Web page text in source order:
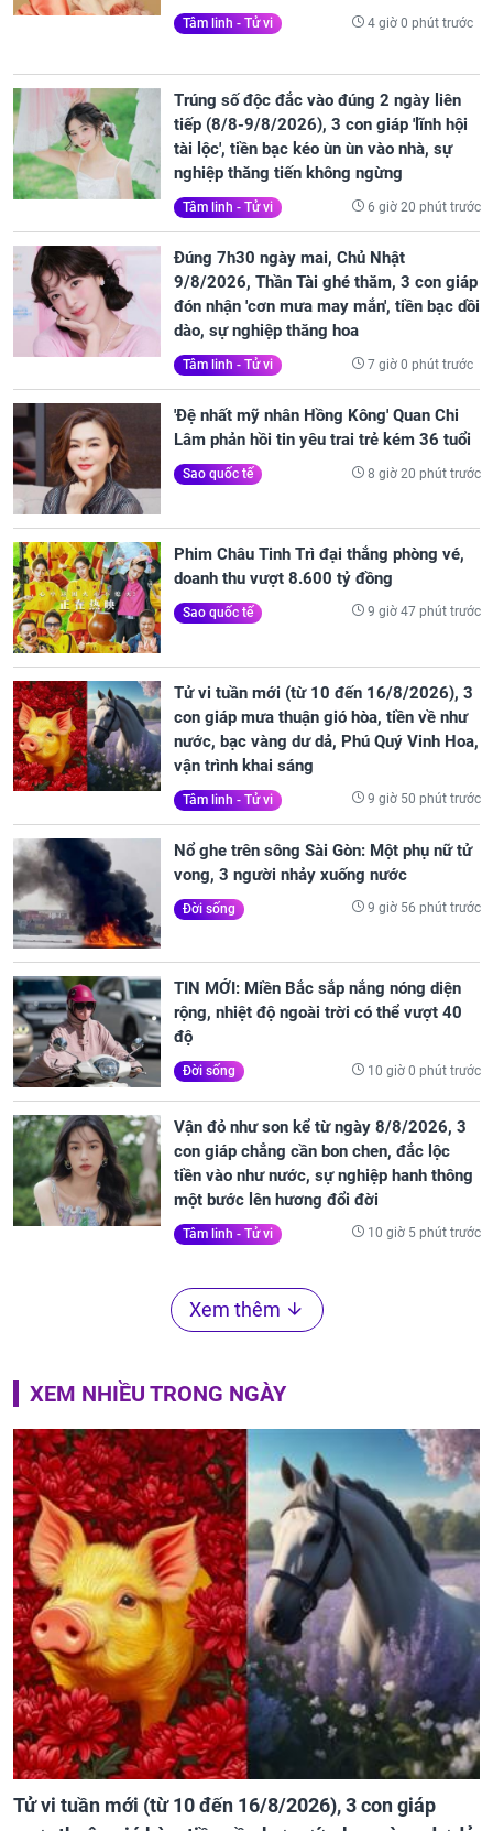
Tâm linh - Tử vi 4 giờ 0 phút trước
Trúng số độc đắc vào đúng 2 ngày liên
tiếp (8/8-9/8/2026), 3 con giáp 'lĩnh hội
tài lộc', tiền bạc kéo ùn ùn vào nhà, sự
nghiệp thăng tiến không ngừng
Tâm linh - Tử vi 6 giờ 20 phút trước
Đúng 7h30 ngày mai, Chủ Nhật
9/8/2026, Thần Tài ghé thăm, 3 con giáp
đón nhận 'cơn mưa may mắn', tiền bạc dồi
dào, sự nghiệp thăng hoa
Tâm linh - Tử vi 7 giờ 0 phút trước
'Đệ nhất mỹ nhân Hồng Kông' Quan Chi
Lâm phản hồi tin yêu trai trẻ kém 36 tuổi
Sao quốc tế 8 giờ 20 phút trước
Phim Châu Tinh Trì đại thắng phòng vé,
doanh thu vượt 8.600 tỷ đồng
Sao quốc tế 9 giờ 47 phút trước
Tử vi tuần mới (từ 10 đến 16/8/2026), 3
con giáp mưa thuận gió hòa, tiền về như
nước, bạc vàng dư dả, Phú Quý Vinh Hoa,
vận trình khai sáng
Tâm linh - Tử vi 9 giờ 50 phút trước
Nổ ghe trên sông Sài Gòn: Một phụ nữ tử
vong, 3 người nhảy xuống nước
Đời sống 9 giờ 56 phút trước
TIN MỚI: Miền Bắc sắp nắng nóng diện
rộng, nhiệt độ ngoài trời có thể vượt 40
độ
Đời sống 10 giờ 0 phút trước
Vận đỏ như son kể từ ngày 8/8/2026, 3
con giáp chẳng cần bon chen, đắc lộc
tiền vào như nước, sự nghiệp hanh thông
một bước lên hương đổi đời
Tâm linh - Tử vi 10 giờ 5 phút trước
Xem thêm
XEM NHIỀU TRONG NGÀY
Tử vi tuần mới (từ 10 đến 16/8/2026), 3 con giáp